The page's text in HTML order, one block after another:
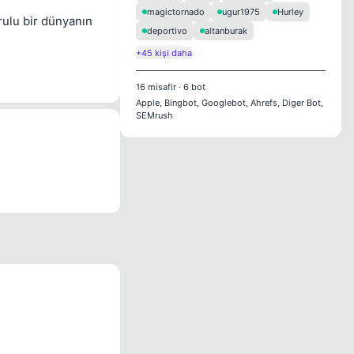
bir dünyanın
magictornado
ugur1975
Hurley
deportivo
altanburak
+45 kişi daha
16 misafir · 6 bot
Apple, Bingbot, Googlebot, Ahrefs, Diger Bot,
SEMrush